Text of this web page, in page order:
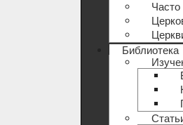
Библиотека